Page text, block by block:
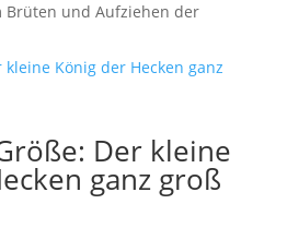
Brüten und Aufziehen der
Der kleine
ganz groß